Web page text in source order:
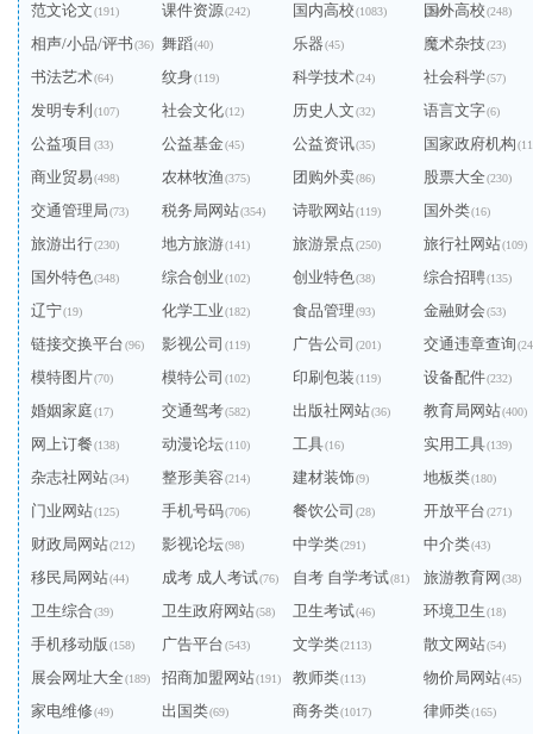
(240)
范文论文(191) 课件资源(242) 国内高校(1083) 国外高校(248)
相声/小品/评书(36) 舞蹈(40) 乐器(45) 魔术杂技(23)
书法艺术(64) 纹身(119) 科学技术(24) 社会科学(57)
发明专利 (107) 社会文化(12) 历史人文(32) 语言文字(6)
公益项目 (33) 公益基金(45) 公益资讯(35) 国家政府机构
商业贸易(498) 农林牧渔(375) 团购外卖(86) 股票大全(230)
交通管理局(73) 税务局网站(354) 诗歌网站(119) 国外类(16)
旅游出行(230) 地方旅游(141) 旅游景点(250) 旅行社网站(109)
国外特色(348) 综合创业(102) 创业特色(38) 综合招聘(135)
辽宁(19) 化学工业(182) 食品管理(93) 金融财会(53)
链接交换平台(96) 影视公司 (119) 广告公司 (201) 交通违章查询
模特图片(70) 模特公司 (102) 印刷包装(119) 设备配件(232)
婚姻家庭(17) 交通驾考(582) 出版社网站(36) 教育局网站(400)
网上订餐(138) 动漫论坛(110) 工具(16) 实用工具(139)
杂志社网站(34) 整形美容(214) 建材装饰(9) 地板类(180)
门业网站(125) 手机号码(706) 餐饮公司 (28) 开放平台(271)
财政局网站(212) 影视论坛(98) 中学类(291) 中介类(43)
移民局网站(44) 成考 成人考试(76) 自考 自学考试(81) 旅游教育网 (38)
卫生综合(39) 卫生政府网站(58) 卫生考试(46) 环境卫生(18)
手机移动版(158) 广告平台(543) 文学类(2113) 散文网站(54)
展会网址大全(189) 招商加盟网站(191) 教师类(113) 物价局网站(45)
家电维修(49) 出国类(69) 商务类(1017) 律师类(165)